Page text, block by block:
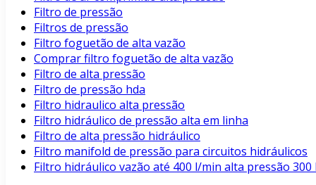
Filtro de pressão
Filtros de pressão
Filtro foguetão de alta vazão
Comprar filtro foguetão de alta vazão
Filtro de alta pressão
Filtro de pressão hda
Filtro hidraulico alta pressão
Filtro hidráulico de pressão alta em linha
Filtro de alta pressão hidráulico
Filtro manifold de pressão para circuitos hidráulicos
Filtro hidráulico vazão até 400 l/min alta pressão